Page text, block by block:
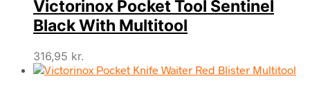
Victorinox Pocket Tool Sentinel
Black With Multitool
316,95 kr.